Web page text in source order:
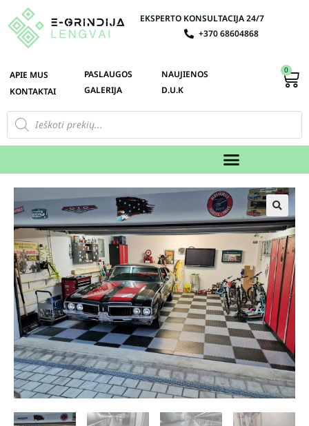
EKSPERTO KONSULTACIJA 24/7
+370 68604868
APIE MUS
KONTAKTAI
PASLAUGOS
GALERIJA
NAUJIENOS
D.U.K
0